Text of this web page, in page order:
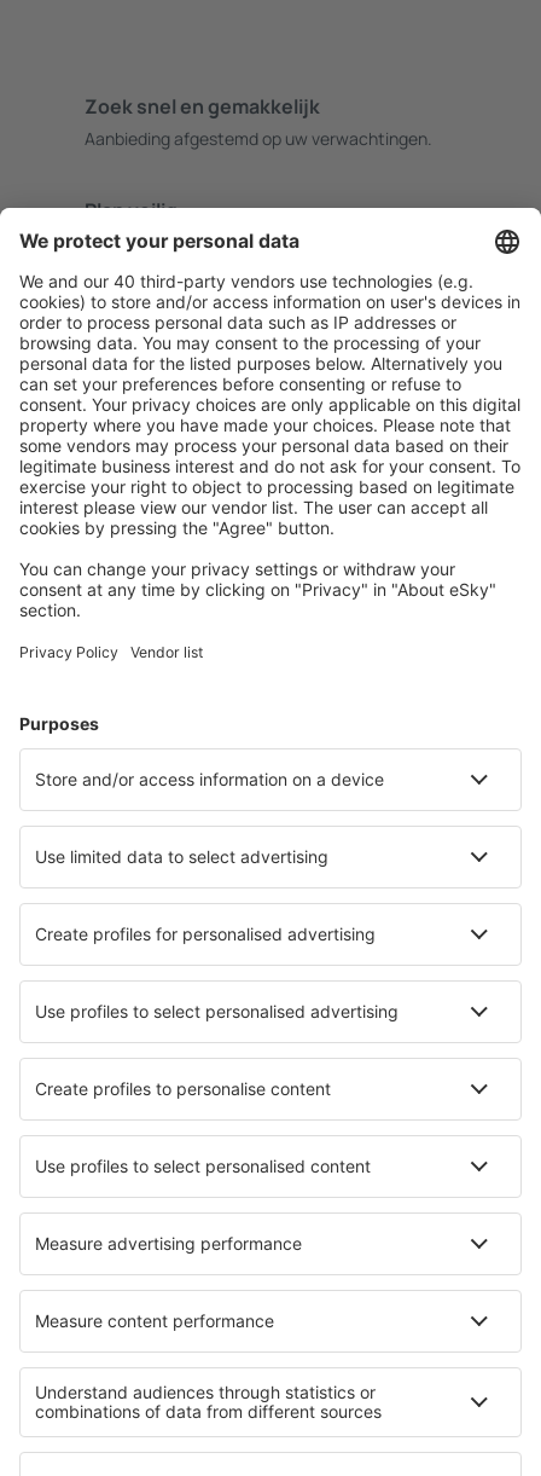
Zoek snel en gemakkelijk
Aanbieding afgestemd op uw verwachtingen.
Plan veilig
Zorgeloos boeken met gratiss annuleringsopties.
Bespaar meer
Reisaanbiedingen en speciale aanbiedingen voor
geregistreerde gebruikers.
Accommodaties die u bevallen
Kies uit meer dan 1,3 miljoen accommodaties: hotels,
jeugdherbergen, appartementen en meer.
Meest gezochte accommodatie door eSky-
gebruikers
Accommodatie in Egypte - Populaire steden
Verblijf in Hurghada Verblijf in 6th Of October City
Verblijf in Shark Elowainat Verblijf in Al Mahallah Al Kubra
Verblijf in Sharm el-Sheikh
Beste accommodatie - steden
Verblijf in Dramalj Verblijf in Tulle Verblijf in Grugliasco
Verblijf in Tavernoles Verblijf in Bonnac-la-Côte
Verblijf in Askham Verblijf in Shipuzhen
Verblijf in Hin Dat
Beste accommodatie - regio's
Verblijf aan de Rode Zee Verblijf in Cairo
Verblijf in Egypte Verblijf in Faiyum Verblijf in Suez
Verblijf in Ceahlau National Park Verblijf in Hochkoenig